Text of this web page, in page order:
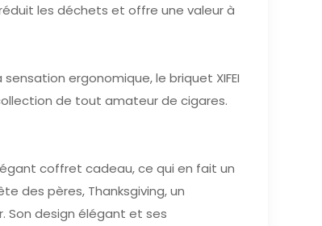
les déchets et offre une valeur à
ergonomique, le briquet XIFEI
de tout amateur de cigares.
coffret cadeau, ce qui en fait un
des pères, Thanksgiving, un
Son design élégant et ses